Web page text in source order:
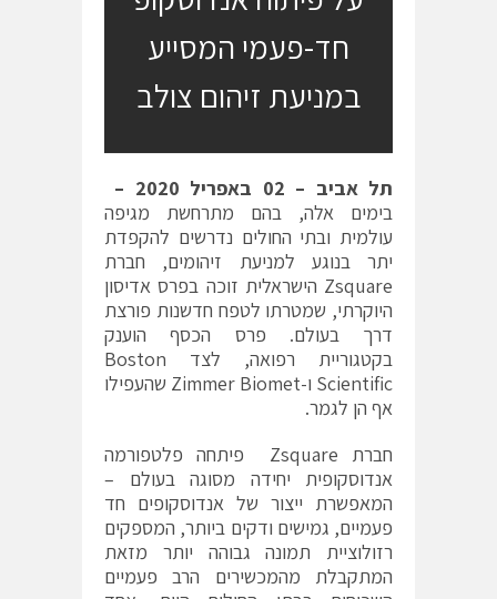
חד-פעמי המסייע
במניעת זיהום צולב
תל אביב – 02 באפריל 2020 –
בימים אלה, בהם מתרחשת מגיפה
עולמית ובתי החולים נדרשים להקפדת
יתר בנוגע למניעת זיהומים, חברת
Zsquare הישראלית זוכה בפרס אדיסון
היוקרתי, שמטרתו לטפח חדשנות פורצת
דרך בעולם. פרס הכסף הוענק
בקטגוריית רפואה, לצד Boston
Scientific ו-Zimmer Biomet שהעפילו
אף הן לגמר.
חברת Zsquare
פיתחה פלטפורמה
אנדוסקופית יחידה מסוגה בעולם –
המאפשרת ייצור של אנדוסקופים חד
פעמיים, גמישים ודקים ביותר, המספקים
רזולוציית תמונה גבוהה יותר מזאת
המתקבלת מהמכשירים הרב פעמיים